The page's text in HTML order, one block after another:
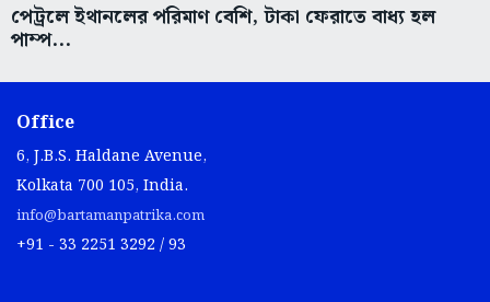
পেট্রলে ইথানলের পরিমাণ বেশি, টাকা ফেরাতে বাধ্য হল
পাম্প...
Office
6, J.B.S. Haldane Avenue,
Kolkata 700 105, India.
info@bartamanpatrika.com
+91 - 33 2251 3292 / 93